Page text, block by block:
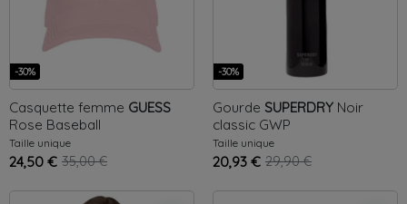
-30%
Casquette femme GUESS
Rose Baseball
Taille unique
24,50 € 35,00 €
-30%
Gourde SUPERDRY Noir
classic GWP
Taille unique
20,93 € 29,90 €